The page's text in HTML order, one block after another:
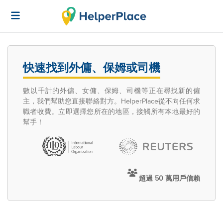
快速找到外傭、保姆或司機
數以千計的外傭、女傭、保姆、司機等正在尋找新的僱
主，我們幫助您直接聯絡對方。HelperPlace從不向任何求
職者收費。立即選擇您所在的地區，接觸所有本地最好的
幫手！
超過 50 萬用戶信賴